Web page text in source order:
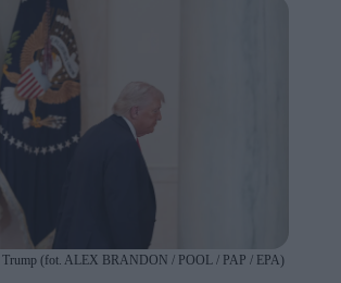
Trump (fot. ALEX BRANDON / POOL / PAP / EPA)